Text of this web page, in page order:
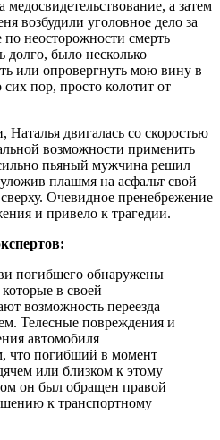
а затем
возбудили уголовное дело за
неосторожности смерть
долго, было несколько
или опровергнуть мою вину в
пор, просто колотит от
Наталья двигалась со скоростью
возможности применить
пьяный мужчина решил
плашмя на асфальт свой
Очевидное пренебрежение
и привело к трагедии.
погибшего обнаружены
в своей
возможность переезда
Телесные повреждения и
автомобиля
что погибший в момент
или близком к этому
он был обращен правой
к транспортному